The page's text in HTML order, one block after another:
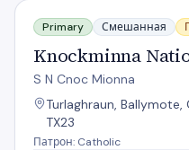
Knockminna National School
Primary Смешанная
Knockminna
S N Cnoc Mionna
Turlaghraun, Ballymote,
TX23
Патрон: Catholic